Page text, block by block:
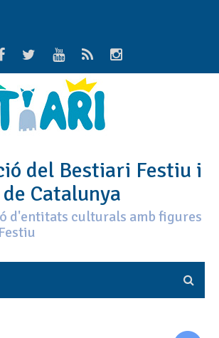
del Bestiari Festiu i
Catalunya
d'entitats culturals amb figures